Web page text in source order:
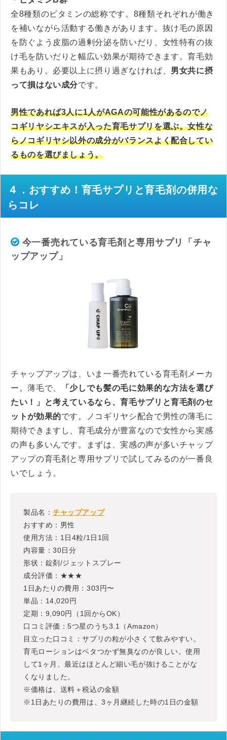
全8種類のビタミンの総称です。8種類それぞれが働き
を補いながら活動する働きがあります。抜け毛の原因
を防ぐよう皮脂の過剰分泌を防いだり、女性特有の抜
け毛を防いだりと幅広い効果が期待できます。育毛効
果もあり。必要以上に摂り過ぎなければ、 男女共に摂
って損はない成分です。
男性であれば3人に1人がAGAの可能性があるのでノ
コギリヤシエキスが入った育毛サプリを選ぶ。女性な
らノコギリヤシ以外の成分がバランスよく配合してい
るものを選びましょう。
４．おすすめ！育毛サプリと育毛剤の併用な
らコレ
今一番売れている育毛剤と専用サプリ「チャ
ップアップ」
チャップアップは、いま一番売れている育毛剤メーカ
ー。薄毛で、
「少しでも髪の毛に効果的な方法を選び
たい！」と考えているなら、育毛サプリと育毛剤のセ
ットが効果的です。ノコギリヤシ配合で男性の薄毛に
期待できますし、育毛成分が豊富なので女性から実感
の声も多いんです。まずは、実感の声が多いチャップ
アップの育毛剤と専用サプリで試してみるのが一番良
いでしょう。
製品名：チャップアップ
おすすめ：男性
使用方法：1日4粒/1日1回
内容量：30日分
形状：錠剤/ジェットスプレー
成分評価：★★★
1日あたりの費用：303円〜
単品：14,020円
定期：9,090円（1回からOK）
口コミ評価：5つ星のうち3.1（Amazon）
目立った口コミ：サプリの粒が小さくて飲みやすい。
育毛ローションはベタつかず無臭なのが良しい。使用
して1ヶ月、最近はほとんど細い毛が抜けることがな
くなりました。
※価格は、送料＋税込の金額
※1日あたりの費用は、3ヶ月継続した時の1日の金額